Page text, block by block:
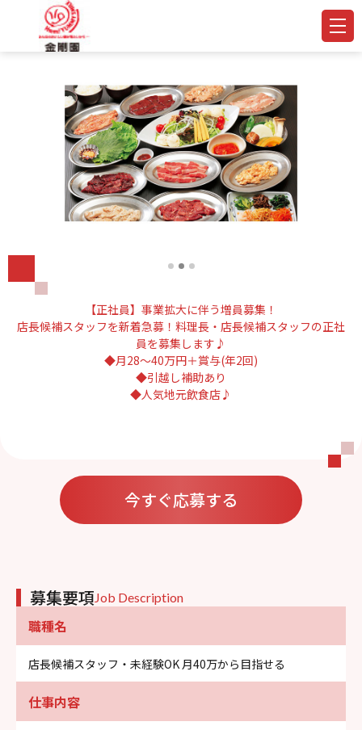
【正社員】事業拡大に伴う増員募集！
店長候補スタッフを新着急募！料理長・店長候補スタッフの正社
員を募集します♪
◆月28～40万円＋賞与(年2回)
◆引越し補助あり
◆人気地元飲食店♪
今すぐ応募する
募集要項Job Description
職種名
店長候補スタッフ・未経験OK 月40万から目指せる
仕事内容